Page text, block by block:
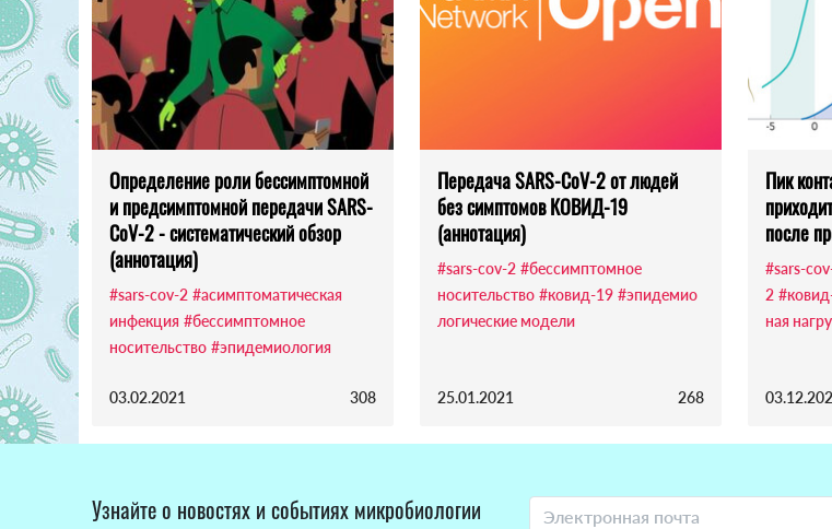
Определение роли бессимптомной
и предсимптомной передачи SARS-
CoV-2 - систематический обзор
(аннотация)
#sars-cov-2 #асимптоматическая
инфекция #бессимптомное
носительство #эпидемиология
03.02.2021 308
Передача SARS-CoV-2 от людей
без симптомов КОВИД-19
(аннотация)
#sars-cov-2 #бессимптомное
носительство #ковид-19 #эпидемио
логические модели
25.01.2021 268
Пик
после
#sars-
2
ная
Узнайте о новостях и событиях микробиологии